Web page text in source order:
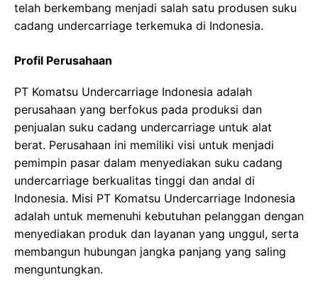
telah berkembang menjadi salah satu produsen suku
cadang undercarriage terkemuka di Indonesia.
Profil Perusahaan
PT Komatsu Undercarriage Indonesia adalah
perusahaan yang berfokus pada produksi dan
penjualan suku cadang undercarriage untuk alat
berat. Perusahaan ini memiliki visi untuk menjadi
pemimpin pasar dalam menyediakan suku cadang
undercarriage berkualitas tinggi dan andal di
Indonesia. Misi PT Komatsu Undercarriage Indonesia
adalah untuk memenuhi kebutuhan pelanggan dengan
menyediakan produk dan layanan yang unggul, serta
membangun hubungan jangka panjang yang saling
menguntungkan.